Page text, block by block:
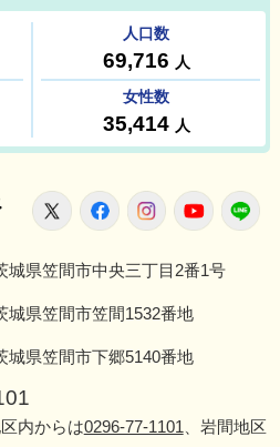
笠間市役所
X FacebookInstagram
城県笠間市中央三丁目2番1号
城県笠間市笠間1532番地
城県笠間市下郷5140番地
内からは0296-77-1101、岩間地区